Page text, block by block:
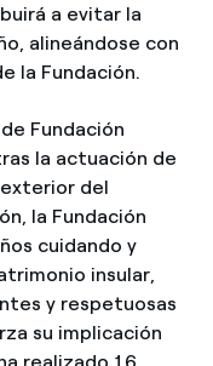
a evitar la
alineándose con
la Fundación.
Fundación
la actuación de
del
la Fundación
cuidando y
insular,
y respetuosas
su implicación